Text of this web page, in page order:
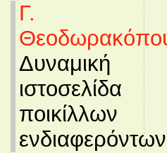
Γ.
Δυναμική
ιστοσελίδα
ποικίλλων